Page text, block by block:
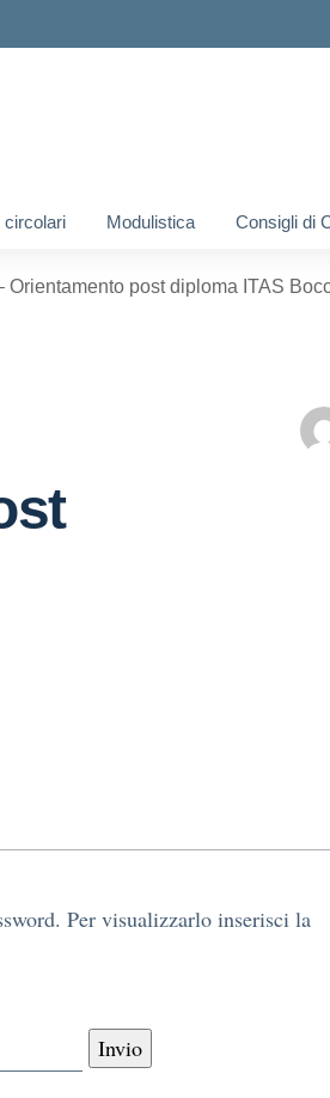
circolari Modulistica Consigli di
Orientamento post diploma ITAS
Per visualizzarlo inserisci la